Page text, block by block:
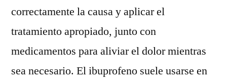
correctamente la causa y aplicar el
tratamiento apropiado, junto con
medicamentos para aliviar el dolor mientras
sea necesario. El ibuprofeno suele usarse en